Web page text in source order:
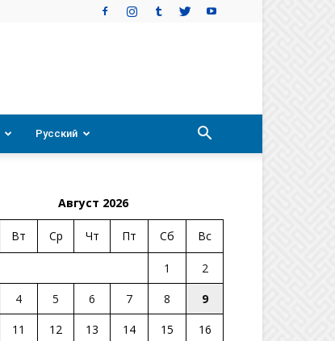
Русский
Август 2026
Вт Ср Чт Пт Сб Вс
1
2
4 5 6 7 8
9
11 12 13 14 15
16